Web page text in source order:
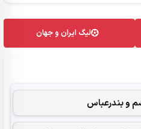
لیگ ایران و جهان
و بندرعباس